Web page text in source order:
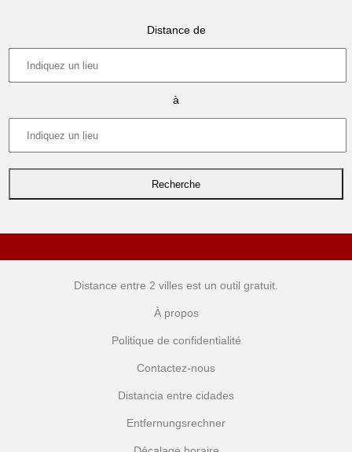
Distance de
à
Distance entre 2 villes est un outil gratuit.
À propos
Politique de confidentialité
Contactez-nous
Distancia entre cidades
Entfernungsrechner